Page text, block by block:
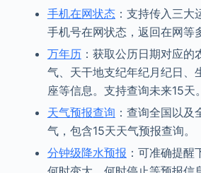
手机在网状态：支持传入三大
手机号在网状态，返回在网等
万年历：获取公历日期对应的
气、天干地支纪年纪月纪日、
座等信息。支持查询未来15天。
天气预报查询 ：查询全国以及
气，包含15天天气预报查询。
分钟级降水预报 ：可准确提醒